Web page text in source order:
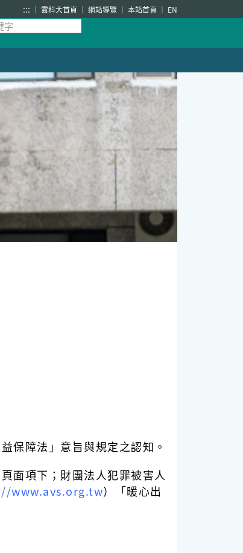
::: 雲科大首頁 網站導覽 本站首頁 EN
保障法」意旨與規定之認知。
面項下；財團法人犯罪被害人
www.avs.org.tw）「暖心出